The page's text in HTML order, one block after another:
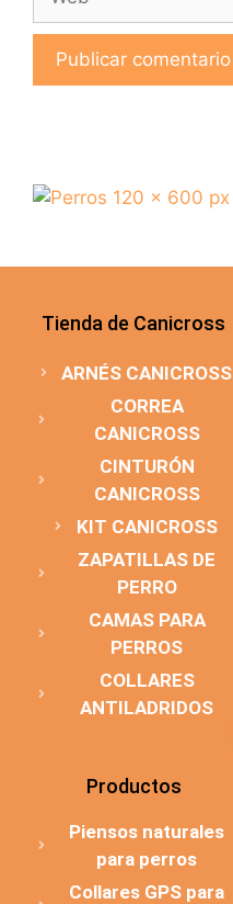
Tienda de Canicross
ARNÉS CANICROSS
CORREA
CANICROSS
CINTURÓN
CANICROSS
KIT CANICROSS
ZAPATILLAS DE
PERRO
CAMAS PARA
PERROS
COLLARES
ANTILADRIDOS
Productos
Piensos naturales
para perros
Collares GPS para